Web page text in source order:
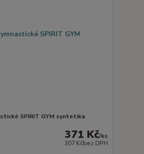
SPIRIT GYM syntetika
371 Kč/ks
307 Kčbez DPH